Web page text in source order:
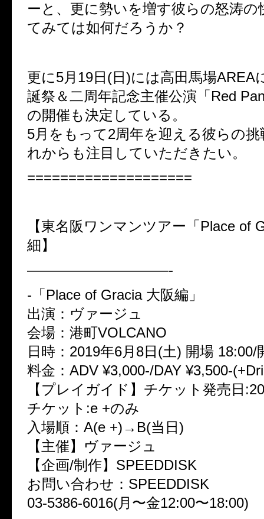
ーと、更に勢いを増す彼らの怒涛の
てみては如何だろうか？
更に5月19日(日)には高田馬場AREA
誕祭＆二周年記念主催公演「Red
の開催も決定している。
5月をもって2周年を迎える彼らの
れからも注目していただきたい。
====================
【東名阪ワンマンツアー「Place of
細】
——————————-
-「Place of Gracia 大阪編」
出演：ヴァージュ
会場：港町VOLCANO
日時：2019年6月8日(土) 開場 18:00/
料金：ADV ¥3,000-/DAY ¥3,500-
【プレイガイド】チケット発売日
チケット:e +のみ
入場順：A(e +)→B(当日)
【主催】ヴァージュ
【企画/制作】SPEEDDISK
お問い合わせ：SPEEDDISK
03-5386-6016(月〜金12:00〜18:00)